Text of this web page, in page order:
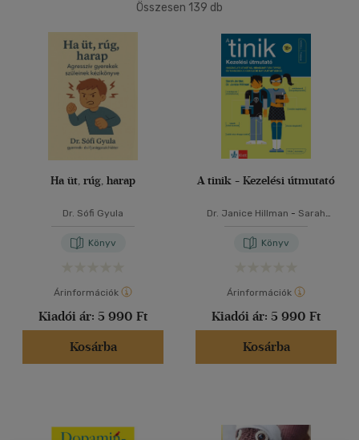
Korosztály szerint
Gyermek(11)
0 - 3 év(4)
3 - 6 év(1)
6 -10 év(1)
mind(1)
Felnőtt(110)
Magyar(138)
Összesen 139 db
Ha üt, rúg, harap
Dr. Sófi Gyula
Könyv
Árinformációk
Kiadói ár: 5 990 Ft
Kosárba
A tinik - Kezelési útmutató
Dr. Janice Hillman - Sarah
Könyv
Árinformációk
Kiadói ár: 5 990 Ft
Kosárba